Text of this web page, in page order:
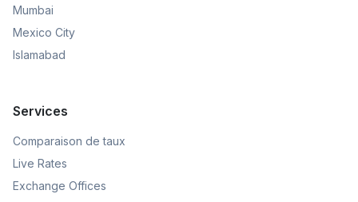
Mumbai
Mexico City
Islamabad
Services
Comparaison de taux
Live Rates
Exchange Offices